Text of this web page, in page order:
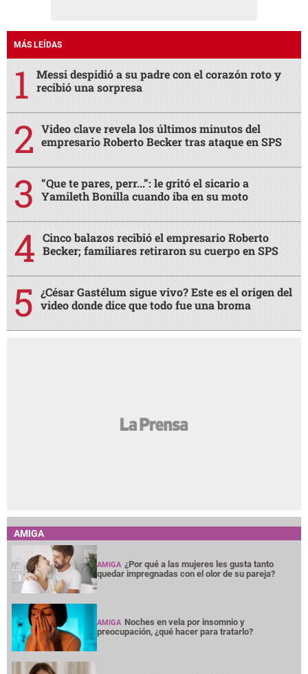
MÁS LEÍDAS
Messi despidió a su padre con el corazón roto y
recibió una sorpresa
Video clave revela los últimos minutos del
empresario Roberto Becker tras ataque en SPS
“Que te pares, perr...”: le gritó el sicario a
Yamileth Bonilla cuando iba en su moto
Cinco balazos recibió el empresario Roberto
Becker; familiares retiraron su cuerpo en SPS
¿César Gastélum sigue vivo? Este es el origen del
video donde dice que todo fue una broma
AMIGA
AMIGA ¿Por qué a las mujeres les gusta tanto
quedar impregnadas con el olor de su pareja?
AMIGA Noches en vela por insomnio y
preocupación, ¿qué hacer para tratarlo?